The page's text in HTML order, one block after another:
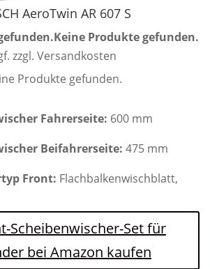
AeroTwin AR 607 S
Keine Produkte gefunden.
zzgl. Versandkosten
Produkte gefunden.
Fahrerseite: 600 mm
Beifahrerseite: 475 mm
Front: Flachbalkenwischblatt,
Scheibenwischer-Set für
bei Amazon kaufen